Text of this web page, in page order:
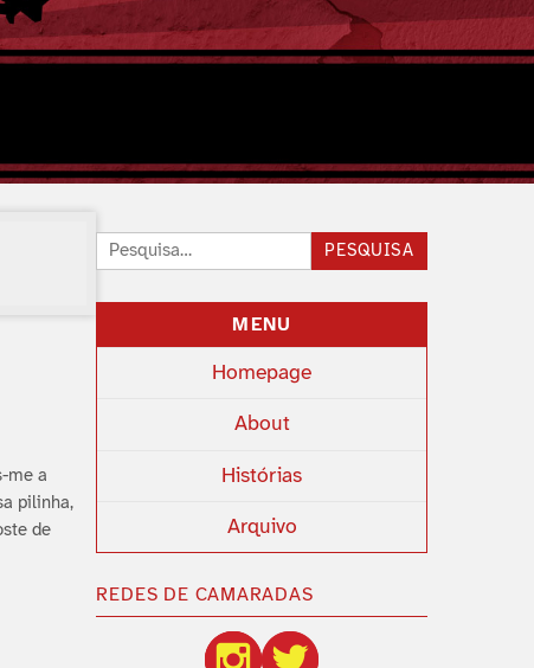
me a
pilinha,
de
Pesquisar: PESQUISA
MENU
Homepage
About
Histórias
Arquivo
REDES DE CAMARADAS